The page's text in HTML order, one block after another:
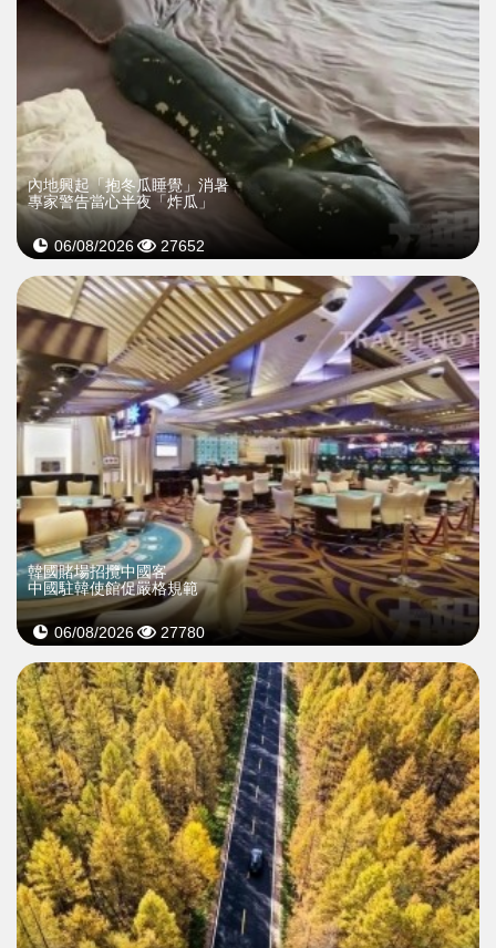
內地興起「抱冬瓜睡覺」消暑
專家警告當心半夜「炸瓜」
06/08/2026 27652
韓國賭場招攬中國客
中國駐韓使館促嚴格規範
06/08/2026 27780